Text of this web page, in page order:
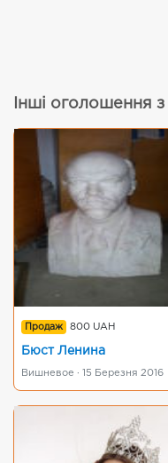
Інші оголошення
Продаж 800 UAH
Бюст Ленина
Вишневое · 15 Березня 2016